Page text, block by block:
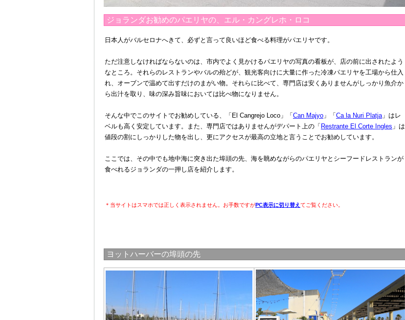
ジョランダお勧めのパエリヤの、エル・カングレホ・ロコ
日本人がバルセロナへきて、必ずと言って良いほど食べる料理がパエリヤです。
ただ注意しなければならないのは、市内でよく見かけるパエリヤの写真の看板が、店の前に出されたよう
なところ。それらのレストランやバルの殆どが、観光客向けに大量に作った冷凍パエリヤを工場から仕入
れ、オーブンで温めて出すだけのまがい物。それらに比べて、専門店は安くありませんがしっかり魚介か
ら出汁を取り、味の深み旨味においては比べ物になりません。
そんな中でこのサイトでお勧めしている、「El Cangrejo Loco」「Can Majyo 」「Ca la Nuri Platja 」はレ
ベルも高く安定しています。また、専門店ではありませんがデパート上の「Restrante El Corte Ingles 」は
値段の割にしっかりした物を出し、更にアクセスが最高の立地と言うことでお勧めしています。
ここでは、その中でも地中海に突き出た埠頭の先、海を眺めながらのパエリヤとシーフードレストランが
食べれるジョランダの一押し店を紹介します。
＊当サイトはスマホでは正しく表示されません。お手数ですがPC表示に切り替え てご覧ください。
ヨットハーバーの埠頭の先